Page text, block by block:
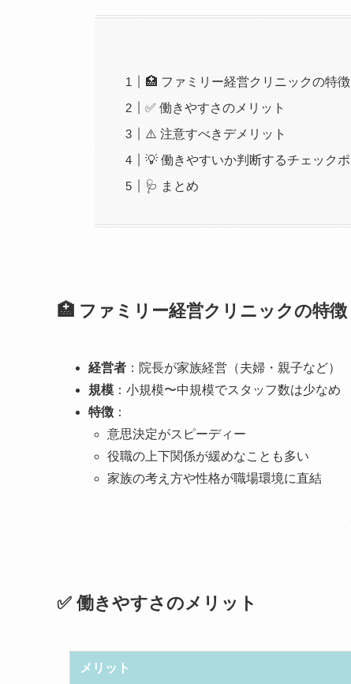
🏥 ファミリー経営クリニックの特徴
✅ 働きやすさのメリット
⚠️ 注意すべきデメリット
💡 働きやすいか判断するチェックポ
🩺 まとめ
🏥 ファミリー経営クリニックの特徴
経営者 ：院長が家族経営（夫婦・親子など）
規模 ：小規模〜中規模でスタッフ数は少なめ
特徴 ：
意思決定がスピーディー
役職の上下関係が緩めなことも多い
家族の考え方や性格が職場環境に直結
✅ 働きやすさのメリット
メリット